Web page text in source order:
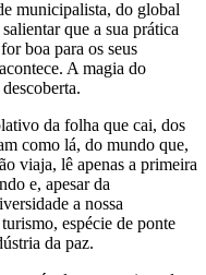
municipalista, do global
que a sua prática
boa para os seus
A magia do
da folha que cai, dos
como lá, do mundo que,
viaja, lê apenas a primeira
e, apesar da
a nossa
espécie de ponte
da paz.